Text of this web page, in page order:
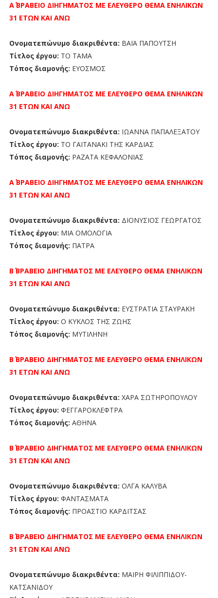
Α΄ ΒΡΑΒΕΙΟ ΔΙΗΓΗΜΑΤΟΣ ΜΕ ΕΛΕΥΘΕΡΟ ΘΕΜΑ ΕΝΗΛΙΚΩΝ
31 ΕΤΩΝ ΚΑΙ ΑΝΩ
Ονοματεπώνυμο διακριθέντα: ΒΑΪΑ ΠΑΠΟΥΤΣΗ
Τίτλος έργου: ΤΟ ΤΑΜΑ
Τόπος διαμονής: ΕΥΟΣΜΟΣ
Α΄ ΒΡΑΒΕΙΟ ΔΙΗΓΗΜΑΤΟΣ ΜΕ ΕΛΕΥΘΕΡΟ ΘΕΜΑ ΕΝΗΛΙΚΩΝ
31 ΕΤΩΝ ΚΑΙ ΑΝΩ
Ονοματεπώνυμο διακριθέντα: ΙΩΑΝΝΑ ΠΑΠΑΛΕΞΑΤΟΥ
Τίτλος έργου: ΤΟ ΓΑΙΤΑΝΑΚΙ ΤΗΣ ΚΑΡΔΙΑΣ
Τόπος διαμονής: ΡΑΖΑΤΑ ΚΕΦΑΛΟΝΙΑΣ
Α΄ ΒΡΑΒΕΙΟ ΔΙΗΓΗΜΑΤΟΣ ΜΕ ΕΛΕΥΘΕΡΟ ΘΕΜΑ ΕΝΗΛΙΚΩΝ
31 ΕΤΩΝ ΚΑΙ ΑΝΩ
Ονοματεπώνυμο διακριθέντα: ΔΙΟΝΥΣΙΟΣ ΓΕΩΡΓΑΤΟΣ
Τίτλος έργου: ΜΙΑ ΟΜΟΛΟΓΙΑ
Τόπος διαμονής: ΠΑΤΡΑ
Β΄ ΒΡΑΒΕΙΟ ΔΙΗΓΗΜΑΤΟΣ ΜΕ ΕΛΕΥΘΕΡΟ ΘΕΜΑ ΕΝΗΛΙΚΩΝ
31 ΕΤΩΝ ΚΑΙ ΑΝΩ
Ονοματεπώνυμο διακριθέντα: ΕΥΣΤΡΑΤΙΑ ΣΤΑΥΡΑΚΗ
Τίτλος έργου: Ο ΚΥΚΛΟΣ ΤΗΣ ΖΩΗΣ
Τόπος διαμονής: ΜΥΤΙΛΗΝΗ
Β΄ ΒΡΑΒΕΙΟ ΔΙΗΓΗΜΑΤΟΣ ΜΕ ΕΛΕΥΘΕΡΟ ΘΕΜΑ ΕΝΗΛΙΚΩΝ
31 ΕΤΩΝ ΚΑΙ ΑΝΩ
Ονοματεπώνυμο διακριθέντα: ΧΑΡΑ ΣΩΤΗΡΟΠΟΥΛΟΥ
Τίτλος έργου: ΦΕΓΓΑΡΟΚΛΕΦΤΡΑ
Τόπος διαμονής: ΑΘΗΝΑ
Β΄ ΒΡΑΒΕΙΟ ΔΙΗΓΗΜΑΤΟΣ ΜΕ ΕΛΕΥΘΕΡΟ ΘΕΜΑ ΕΝΗΛΙΚΩΝ
31 ΕΤΩΝ ΚΑΙ ΑΝΩ
Ονοματεπώνυμο διακριθέντα: ΟΛΓΑ ΚΑΛΥΒΑ
Τίτλος έργου: ΦΑΝΤΑΣΜΑΤΑ
Τόπος διαμονής: ΠΡΟΑΣΤΙΟ ΚΑΡΔΙΤΣΑΣ
Β΄ ΒΡΑΒΕΙΟ ΔΙΗΓΗΜΑΤΟΣ ΜΕ ΕΛΕΥΘΕΡΟ ΘΕΜΑ ΕΝΗΛΙΚΩΝ
31 ΕΤΩΝ ΚΑΙ ΑΝΩ
Ονοματεπώνυμο διακριθέντα: ΜΑΙΡΗ ΦΙΛΙΠΠΙΔΟΥ-
ΚΑΤΣΑΝΙΔΟΥ